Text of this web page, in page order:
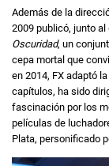
Además de la
2009 publicó, junto
Oscuridad, un
cepa mortal que
en 2014, FX adaptó
capítulos, ha sido
fascinación por los
películas de
Plata, personificado